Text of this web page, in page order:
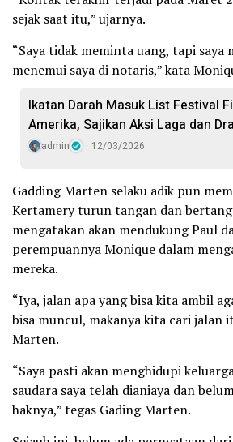
sejak saat itu,” ujarnya.
“Saya tidak meminta uang, tapi
menemui saya di notaris,” kata
Ikatan Darah Masuk List Festival
Amerika, Sajikan Aksi Laga dan
admin 12/03/2026
Gadding Marten selaku adik pun
Kertamery turun tangan dan
mengatakan akan mendukung Paul
perempuannya Monique dalam
mereka.
“Iya, jalan apa yang bisa kita ambil
bisa muncul, makanya kita cari jalan
Marten.
“Saya pasti akan menghidupi
saudara saya telah dianiaya dan
haknya,” tegas Gading Marten.